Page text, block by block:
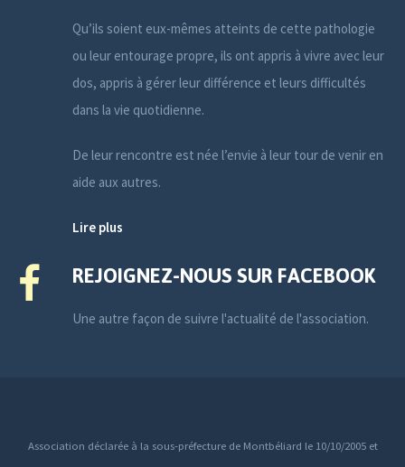
Qu’ils soient eux-mêmes atteints de cette pathologie
ou leur entourage propre, ils ont appris à vivre avec leur
dos, appris à gérer leur différence et leurs difficultés
dans la vie quotidienne.
De leur rencontre est née l’envie à leur tour de venir en
aide aux autres.
Lire plus
REJOIGNEZ-NOUS SUR FACEBOOK
Une autre façon de suivre l'actualité de l'association.
Association déclarée à la sous-préfecture de Montbéliard le 10/10/2005 et